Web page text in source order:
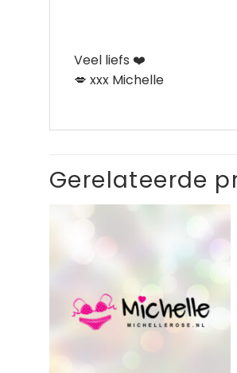
Veel liefs ❤️
💋 xxx Michelle
Gerelateerde